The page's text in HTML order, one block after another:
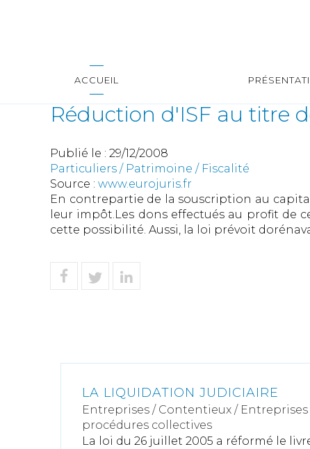
ACCUEIL
Réduction d'ISF au titre
Publié le : 29/12/2008
Particuliers / Patrimoine / Fiscalité
Source : www.eurojuris.fr
En contrepartie de la souscription au
leur impôt.Les dons effectués au profit de
cette possibilité. Aussi, la loi prévoit
LA LIQUIDATION JUDICIAIRE
Entreprises / Contentieux /
procédures collectives
La loi du 26 juillet 2005 a réformé le